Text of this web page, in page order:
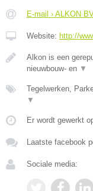
E-mail › ALKON
Website: http://
Alkon is een
nieuwbouw- en ▼
Tegelwerken,
▼
Er wordt gewerkt
Laatste facebook
Sociale media: